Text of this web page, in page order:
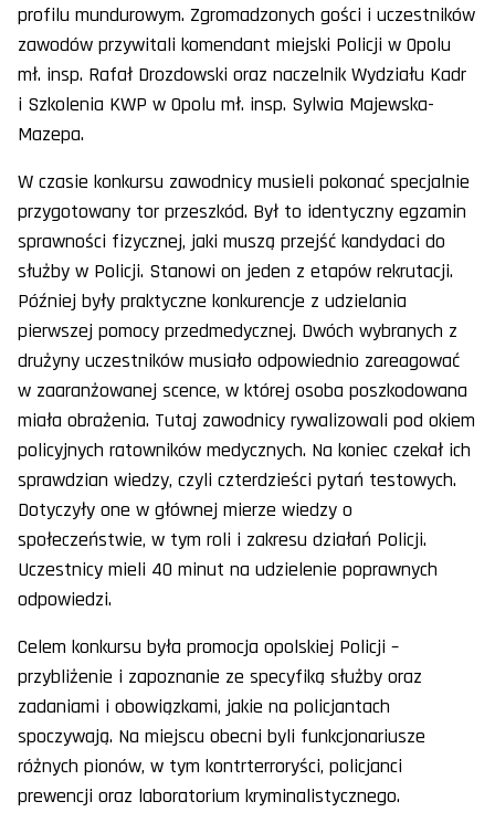
profilu mundurowym. Zgromadzonych gości i uczestników
zawodów przywitali komendant miejski Policji w Opolu
mł. insp. Rafał Drozdowski oraz naczelnik Wydziału Kadr
i Szkolenia KWP w Opolu mł. insp. Sylwia Majewska-
Mazepa.
W czasie konkursu zawodnicy musieli pokonać specjalnie
przygotowany tor przeszkód. Był to identyczny egzamin
sprawności fizycznej, jaki muszą przejść kandydaci do
służby w Policji. Stanowi on jeden z etapów rekrutacji.
Później były praktyczne konkurencje z udzielania
pierwszej pomocy przedmedycznej. Dwóch wybranych z
drużyny uczestników musiało odpowiednio zareagować
w zaaranżowanej scence, w której osoba poszkodowana
miała obrażenia. Tutaj zawodnicy rywalizowali pod okiem
policyjnych ratowników medycznych. Na koniec czekał ich
sprawdzian wiedzy, czyli czterdzieści pytań testowych.
Dotyczyły one w głównej mierze wiedzy o
społeczeństwie, w tym roli i zakresu działań Policji.
Uczestnicy mieli 40 minut na udzielenie poprawnych
odpowiedzi.
Celem konkursu była promocja opolskiej Policji –
przybliżenie i zapoznanie ze specyfiką służby oraz
zadaniami i obowiązkami, jakie na policjantach
spoczywają. Na miejscu obecni byli funkcjonariusze
różnych pionów, w tym kontrterroryści, policjanci
prewencji oraz laboratorium kryminalistycznego.